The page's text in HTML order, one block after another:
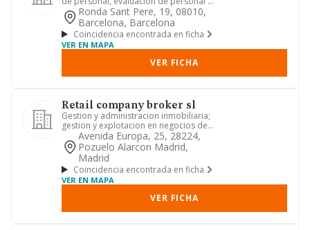
asesoramiento en mate...
Ronda Sant Pere, 19, 08010,
Barcelona, Barcelona
Coincidencia encontrada en ficha
VER EN MAPA
VER FICHA
Retail company broker sl
Gestion y administracion inmobiliaria;
gestion y explotacion en negocios de
franquicia; consultoria...
Avenida Europa, 25, 28224,
Pozuelo Alarcon Madrid,
Madrid
Coincidencia encontrada en ficha
VER EN MAPA
VER FICHA